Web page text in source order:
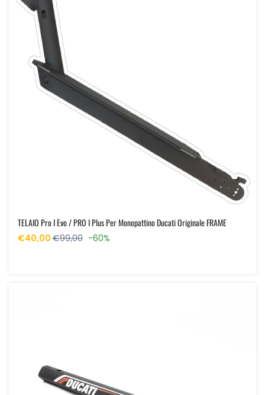
TELAIO Pro I Evo / PRO I Plus Per Monopattino Ducati Originale FRAME
€40,00 €99,00 -60%